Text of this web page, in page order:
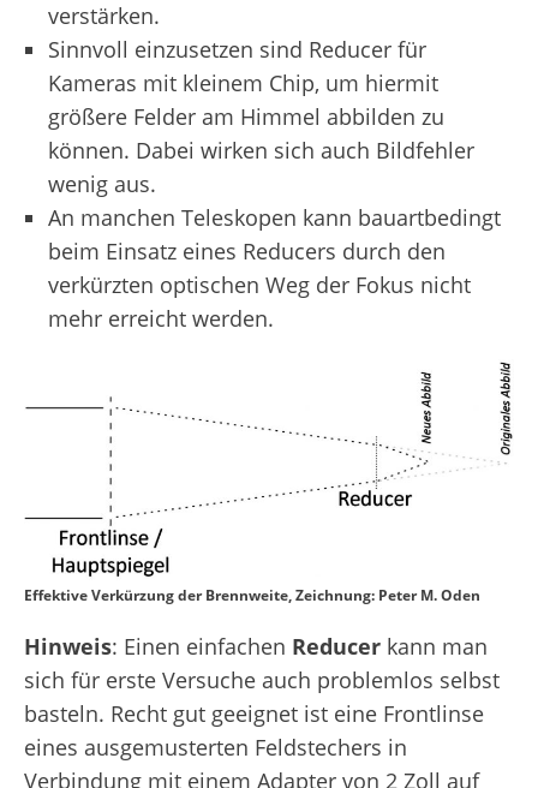
verstärken.
Sinnvoll einzusetzen sind Reducer für
Kameras mit kleinem Chip, um hiermit
größere Felder am Himmel abbilden zu
können. Dabei wirken sich auch Bildfehler
wenig aus.
An manchen Teleskopen kann bauartbedingt
beim Einsatz eines Reducers durch den
verkürzten optischen Weg der Fokus nicht
mehr erreicht werden.
Effektive Verkürzung der Brennweite, Zeichnung: Peter M. Oden
Hinweis: Einen einfachen Reducer kann man
sich für erste Versuche auch problemlos selbst
basteln. Recht gut geeignet ist eine Frontlinse
eines ausgemusterten Feldstechers in
Verbindung mit einem Adapter von 2 Zoll auf